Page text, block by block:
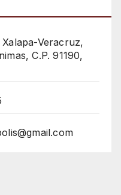
Veracruz,
C.P. 91190,